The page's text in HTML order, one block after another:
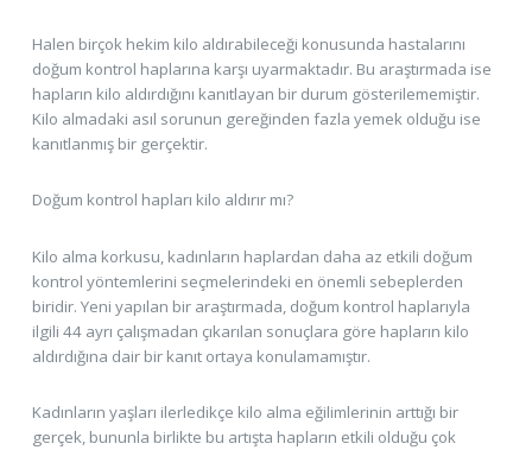
Halen birçok hekim kilo aldırabileceği konusunda hastalarını
doğum kontrol haplarına karşı uyarmaktadır. Bu araştırmada ise
hapların kilo aldırdığını kanıtlayan bir durum gösterilememiştir.
Kilo almadaki asıl sorunun gereğinden fazla yemek olduğu ise
kanıtlanmış bir gerçektir.
Doğum kontrol hapları kilo aldırır mı?
Kilo alma korkusu, kadınların haplardan daha az etkili doğum
kontrol yöntemlerini seçmelerindeki en önemli sebeplerden
biridir. Yeni yapılan bir araştırmada, doğum kontrol haplarıyla
ilgili 44 ayrı çalışmadan çıkarılan sonuçlara göre hapların kilo
aldırdığına dair bir kanıt ortaya konulamamıştır.
Kadınların yaşları ilerledikçe kilo alma eğilimlerinin arttığı bir
gerçek, bununla birlikte bu artışta hapların etkili olduğu çok